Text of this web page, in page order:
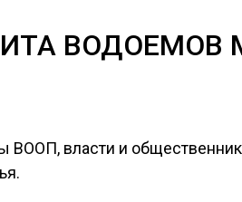
ВОДОЕМОВ
ВООП, власти и